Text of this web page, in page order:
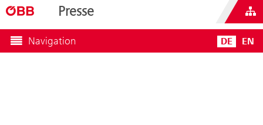
Presse
Navigation DE EN